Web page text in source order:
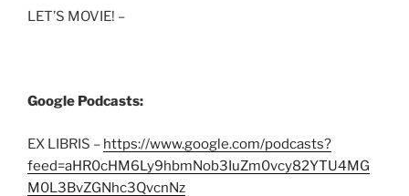
LET’S MOVIE! –
Google Podcasts:
EX LIBRIS – https://www.google.com/podcasts?
feed=aHR0cHM6Ly9hbmNob3IuZm0vcy82YTU4MG
M0L3BvZGNhc3QvcnNz